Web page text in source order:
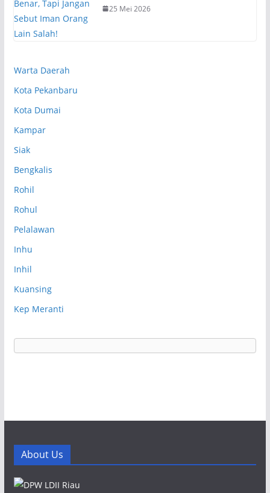
25 Mei 2026
Warta Daerah
Kota Pekanbaru
Kota Dumai
Kampar
Siak
Bengkalis
Rohil
Rohul
Pelalawan
Inhu
Inhil
Kuansing
Kep Meranti
About Us